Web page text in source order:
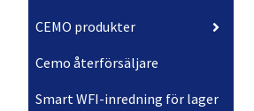
CEMO produkter
Cemo återförsäljare
Smart WFI-inredning för lager